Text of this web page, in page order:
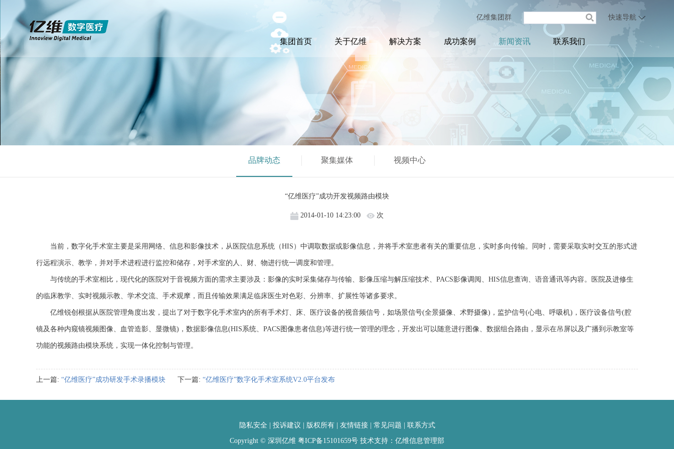
亿维集团群 快速导航
集团首页 关于亿维 解决方案 成功案例 新闻资讯 联系我们
品牌动态 聚集媒体 视频中心
“亿维医疗”成功开发视频路由模块
2014-01-10 14:23:00 次
当前，数字化手术室主要是采用网络、信息和影像技术，从医院信息系统（HIS）中调取数据或影像信息，并将手术室患者有关的重要信息，实时多向传输。同时，需要采取实时交互的形式进
行远程演示、教学，并对手术进程进行监控和储存，对手术室的人、财、物进行统一调度和管理。
与传统的手术室相比，现代化的医院对于音视频方面的需求主要涉及：影像的实时采集储存与传输、影像压缩与解压缩技术、PACS影像调阅、HIS信息查询、语音通讯等内容。医院及进修生
的临床教学、实时视频示教、学术交流、手术观摩，而且传输效果满足临床医生对色彩、分辨率、扩展性等诸多要求。
亿维锐创根据从医院管理角度出发，提出了对于数字化手术室内的所有手术灯、床、医疗设备的视音频信号，如场景信号(全景摄像、术野摄像)，监护信号(心电、呼吸机)，医疗设备信号(腔
镜及各种内窥镜视频图像、血管造影、显微镜)，数据影像信息(HIS系统、PACS图像患者信息)等进行统一管理的理念，开发出可以随意进行图像、数据组合路由，显示在吊屏以及广播到示教室等
功能的视频路由模块系统，实现一体化控制与管理。
上一篇: “亿维医疗”成功研发手术录播模块 下一篇: “亿维医疗”数字化手术室系统V2.0平台发布
隐私安全 投诉建议 版权所有 友情链接 常见问题 联系方式
Copyright © 深圳亿维 粤ICP备15101659号 技术支持：亿维信息管理部